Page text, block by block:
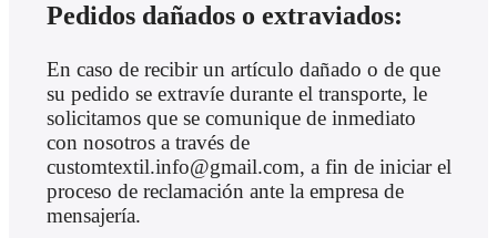
Pedidos dañados o extraviados:
En caso de recibir un artículo dañado o de que
su pedido se extravíe durante el transporte, le
solicitamos que se comunique de inmediato
con nosotros a través de
customtextil.info@gmail.com, a fin de iniciar el
proceso de reclamación ante la empresa de
mensajería.